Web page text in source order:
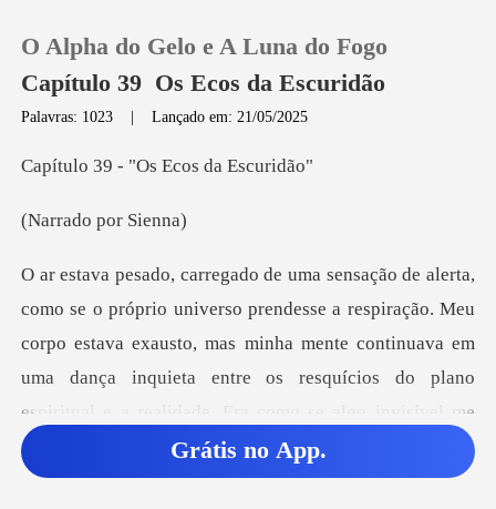
Loja
Histórico
Baixar App
O Alpha do Gelo e A Luna do Fogo
Capítulo 39 Os Ecos da Escuridão
Palavras: 1023 |Lançado em: 21/05/2025
- "Os Ecos d
o por S
respiração. Meu
corpo estava exausto, mas minha mente continuava em
uma dança inquieta entre os
Grátis no App.